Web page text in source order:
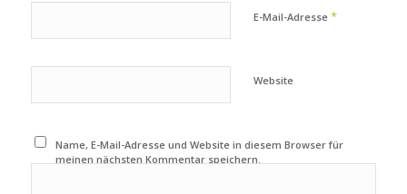
E-Mail-Adresse *
Website
Name, E-Mail-Adresse und Website in diesem Browser für
meinen nächsten Kommentar speichern.